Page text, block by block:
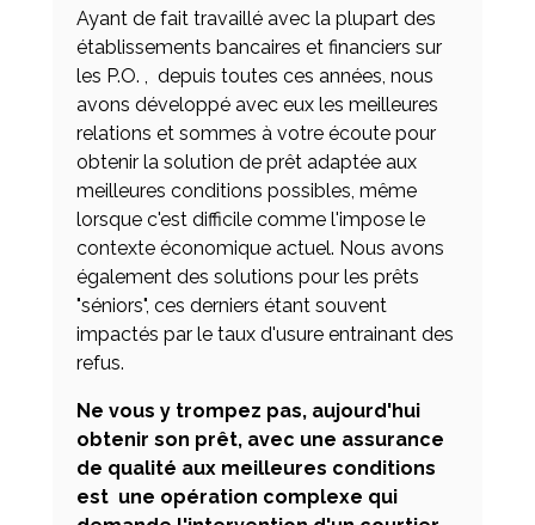
Ayant de fait travaillé avec la plupart des
établissements bancaires et financiers sur
les P.O. , depuis toutes ces années, nous
avons développé avec eux les meilleures
relations et sommes à votre écoute pour
obtenir la solution de prêt adaptée aux
meilleures conditions possibles, même
lorsque c'est difficile comme l'impose le
contexte économique actuel. Nous avons
également des solutions pour les prêts
"séniors", ces derniers étant souvent
impactés par le taux d'usure entrainant des
refus.
Ne vous y trompez pas, aujourd'hui
obtenir son prêt, avec une assurance
de qualité aux meilleures conditions
est une opération complexe qui